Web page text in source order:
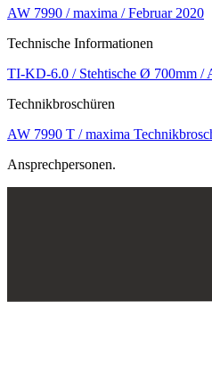
AW 7990 / maxima / Februar 2020
Technische Informationen
TI-KD-6.0 / Stehtische Ø 700mm /
Technikbroschüren
AW 7990 T / maxima
Ansprechpersonen.